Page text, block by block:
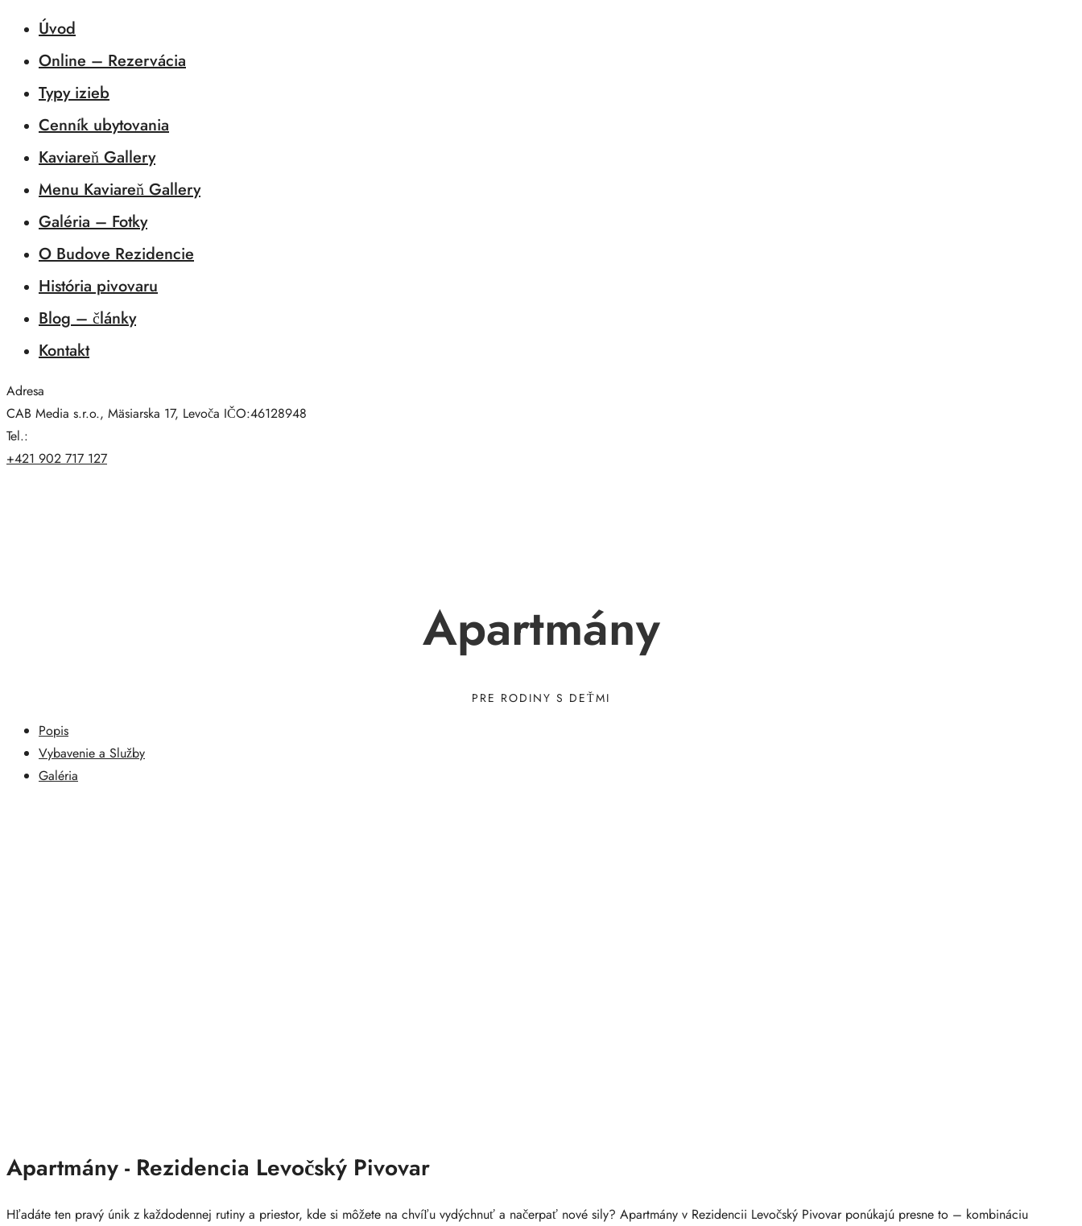
Úvod
Online – Rezervácia
Typy izieb
Cenník ubytovania
Kaviareň Gallery
Menu Kaviareň Gallery
Galéria – Fotky
O Budove Rezidencie
História pivovaru
Blog – články
Kontakt
Adresa
CAB Media s.r.o., Mäsiarska 17, Levoča IČO:46128948
Tel.:
+421 902 717 127
Apartmány
PRE RODINY S DEŤMI
Popis
Vybavenie a Služby
Galéria
Apartmány - Rezidencia Levočský Pivovar
Hľadáte ten pravý únik z každodennej rutiny a priestor, kde si môžete na chvíľu vydýchnuť a načerpať nové sily? Apartmány v Rezidencii Levočský Pivovar ponúkajú presne to – kombináciu